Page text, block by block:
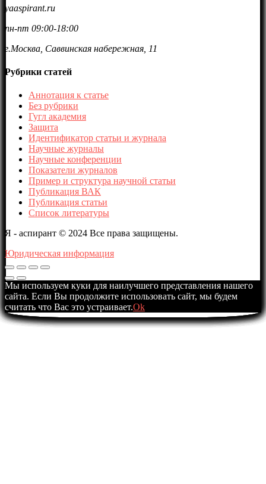
yaaspirant.ru
пн-пт 09:00-18:00
г.Москва, Саввинская набережная, 11
Рубрики статей
Аннотация к статье
Без рубрики
Гугл академия
Защита
Идентификатор статьи и журнала
Научные журналы
Научные конференции
Показатели журналов
Пример и структура научной статьи
Публикация ВАК
Публикация статьи
Список литературы
Я - аспирант © 2024 Все права защищены.
Юридическая информация
Мы используем куки для наилучшего представления нашего
сайта. Если Вы продолжите использовать сайт, мы будем
считать что Вас это устраивает.Ok